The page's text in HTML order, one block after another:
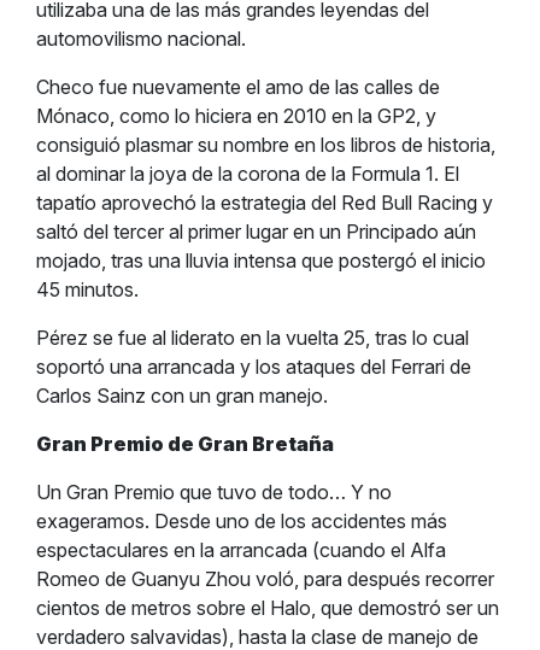
utilizaba una de las más grandes leyendas del
automovilismo nacional.
Checo fue nuevamente el amo de las calles de
Mónaco, como lo hiciera en 2010 en la GP2, y
consiguió plasmar su nombre en los libros de historia,
al dominar la joya de la corona de la Formula 1. El
tapatío aprovechó la estrategia del Red Bull Racing y
saltó del tercer al primer lugar en un Principado aún
mojado, tras una lluvia intensa que postergó el inicio
45 minutos.
Pérez se fue al liderato en la vuelta 25, tras lo cual
soportó una arrancada y los ataques del Ferrari de
Carlos Sainz con un gran manejo.
Gran Premio de Gran Bretaña
Un Gran Premio que tuvo de todo… Y no
exageramos. Desde uno de los accidentes más
espectaculares en la arrancada (cuando el Alfa
Romeo de Guanyu Zhou voló, para después recorrer
cientos de metros sobre el Halo, que demostró ser un
verdadero salvavidas), hasta la clase de manejo de